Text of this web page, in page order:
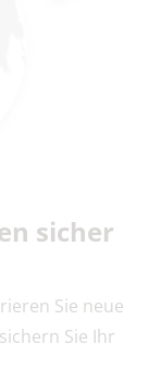
sicher
Sie neue
Sie Ihr